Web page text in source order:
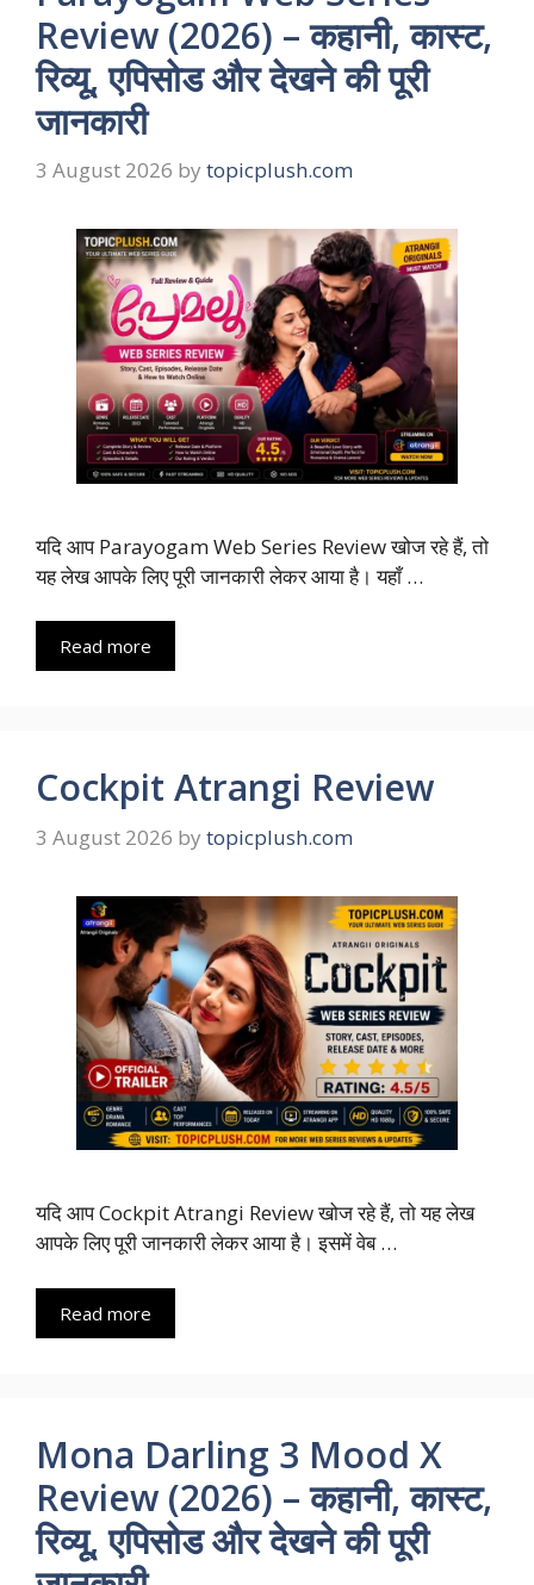
Review (2026) – कहानी, कास्ट,
रिव्यू, एपिसोड और देखने की पूरी
जानकारी
3 August 2026 by topicplush.com
यदि आप Parayogam Web Series Review खोज रहे हैं, तो
यह लेख आपके लिए पूरी जानकारी लेकर आया है। यहाँ …
Read more
Cockpit Atrangi Review
3 August 2026 by topicplush.com
यदि आप Cockpit Atrangi Review खोज रहे हैं, तो यह लेख
आपके लिए पूरी जानकारी लेकर आया है। इसमें वेब …
Read more
Mona Darling 3 Mood X
Review (2026) – कहानी, कास्ट,
रिव्यू, एपिसोड और देखने की पूरी